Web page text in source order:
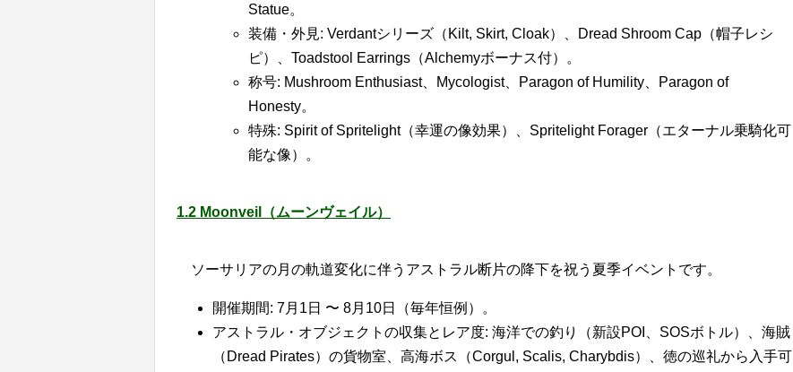
Statue。
装備・外見: Verdantシリーズ（Kilt, Skirt, Cloak）、Dread Shroom Cap（帽子レシ
ピ）、Toadstool Earrings（Alchemyボーナス付）。
称号: Mushroom Enthusiast、Mycologist、Paragon of Humility、Paragon of
Honesty。
特殊: Spirit of Spritelight（幸運の像効果）、Spritelight Forager（エターナル乗騎化可
能な像）。
1.2 Moonveil（ムーンヴェイル）
ソーサリアの月の軌道変化に伴うアストラル断片の降下を祝う夏季イベントです。
開催期間: 7月1日 〜 8月10日（毎年恒例）。
アストラル・オブジェクトの収集とレア度: 海洋での釣り（新設POI、SOSボトル）、海賊
（Dread Pirates）の貨物室、高海ボス（Corgul, Scalis, Charybdis）、徳の巡礼から入手可